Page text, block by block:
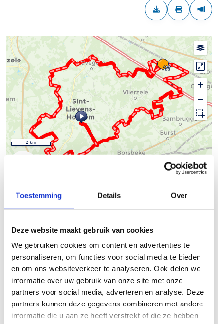
Toestemming Details Over
Deze website maakt gebruik van cookies
We gebruiken cookies om content en advertenties te
personaliseren, om functies voor social media te bieden
en om ons websiteverkeer te analyseren. Ook delen we
informatie over uw gebruik van onze site met onze
partners voor social media, adverteren en analyse. Deze
partners kunnen deze gegevens combineren met andere
informatie die u aan ze heeft verstrekt of die ze hebben
© OpenStreetMap contributors
2 km
Beschrijving van de route
aan de markt.
Zowel menners als ruiters kunnen kiezen uit drie
bewegwijzerde lussen van 13, 26 en 37 km, waarvan
respectievelijk 50%, 54% en 55% uit onverhard terrein
bestaat.